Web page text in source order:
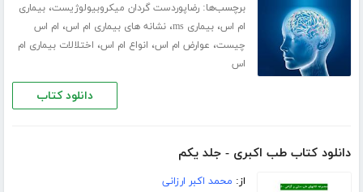
برچسب‌ها:رضاپوردست گردان میکروبیولوژیست،بیماری
ام اس،بیماری ms ،نشانه های بیماری ام اس، ام اس
چیست، عوارض ام اس، انواع ام اس، اختلالات بیماری ام
اس
دانلود کتاب
دانلود کتاب طب اکبری - جلد یکم
از: محمد اکبر ارزانی